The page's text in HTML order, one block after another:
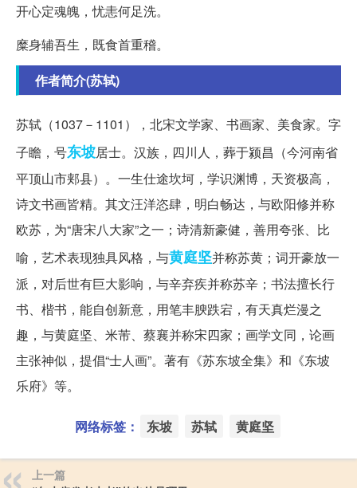
开心定魂魄，忧恚何足洗。
糜身辅吾生，既食首重稽。
作者简介(苏轼)
苏轼（1037－1101），北宋文学家、书画家、美食家。字
子瞻，号东坡居士。汉族，四川人，葬于颍昌（今河南省
平顶山市郏县）。一生仕途坎坷，学识渊博，天资极高，
诗文书画皆精。其文汪洋恣肆，明白畅达，与欧阳修并称
欧苏，为“唐宋八大家”之一；诗清新豪健，善用夸张、比
喻，艺术表现独具风格，与黄庭坚并称苏黄；词开豪放一
派，对后世有巨大影响，与辛弃疾并称苏辛；书法擅长行
书、楷书，能自创新意，用笔丰腴跌宕，有天真烂漫之
趣，与黄庭坚、米芾、蔡襄并称宋四家；画学文同，论画
主张神似，提倡“士人画”。著有《苏东坡全集》和《东坡
乐府》等。
网络标签： 东坡 苏轼 黄庭坚
上一篇